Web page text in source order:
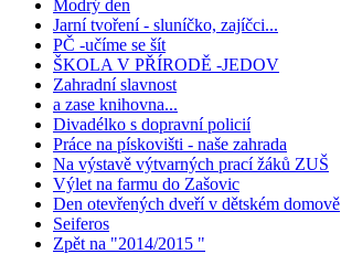
Modrý den
Jarní tvoření - sluníčko, zajíčci...
PČ -učíme se šít
ŠKOLA V PŘÍRODĚ -JEDOV
Zahradní slavnost
a zase knihovna...
Divadélko s dopravní policií
Práce na pískovišti - naše zahrada
Na výstavě výtvarných prací žáků ZUŠ
Výlet na farmu do Zašovic
Den otevřených dveří v dětském domově
Seiferos
Zpět na "2014/2015 "